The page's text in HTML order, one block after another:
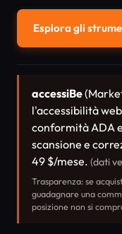
Esplora gli
accessiBe
l'accessibilità
conformità ADA
scansione e
49 $/mese. (dati
Trasparenza: se
guadagnare una
posizione non si